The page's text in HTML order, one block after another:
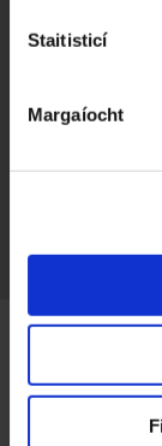
Staitisticí
Margaíocht
Caroline Ní
Colm
Concubhar Ó
Connor Ó